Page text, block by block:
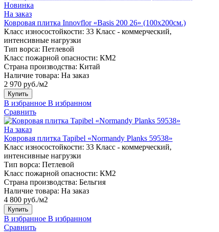
Новинка
На заказ
Ковровая плитка Innovflor «Basis 200 26» (100х200см.)
Класс износостойкости: 33 Класс - коммерческий,
интенсивные нагрузки
Тип ворса: Петлевой
Класс пожарной опасности: КМ2
Страна производства: Китай
Наличие товара: На заказ
2 970 руб./м2
Купить
В избранное В избранном
Сравнить
На заказ
Ковровая плитка Tapibel «Normandy Planks 59538»
Класс износостойкости: 33 Класс - коммерческий,
интенсивные нагрузки
Тип ворса: Петлевой
Класс пожарной опасности: КМ2
Страна производства: Бельгия
Наличие товара: На заказ
4 800 руб./м2
Купить
В избранное В избранном
Сравнить